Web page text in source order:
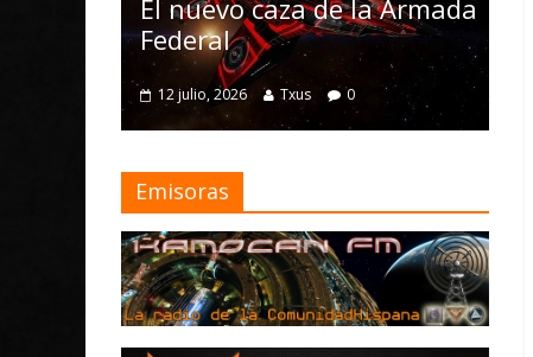
caza de la Armada
mejoras
4 julio, 2026 Txus 0
Emisoras